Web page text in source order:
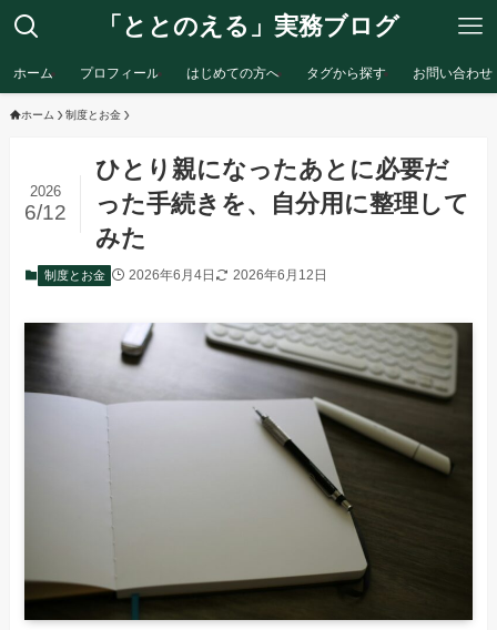
「ととのえる」実務ブログ
ホーム プロフィール はじめての方へ タグから探す お問い合わせ
ホーム 制度とお金
ひとり親になったあとに必要だ
った手続きを、自分用に整理して
みた
2026
6/12
制度とお金 2026年6月4日 2026年6月12日